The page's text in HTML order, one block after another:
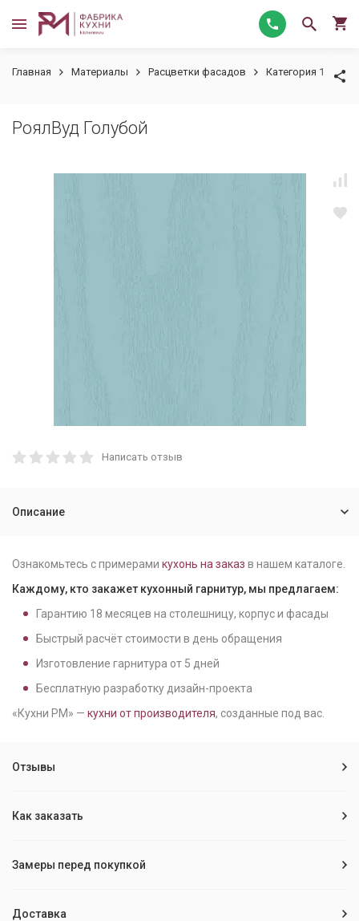
Главная Материалы Расцветки фасадов Категория 1
РоялВуд Голубой
Написать отзыв
Описание
Ознакомьтесь с примерами кухонь на заказ в нашем каталоге.
Каждому, кто закажет кухонный гарнитур, мы предлагаем:
Гарантию 18 месяцев на столешницу, корпус и фасады
Быстрый расчёт стоимости в день обращения
Изготовление гарнитура от 5 дней
Бесплатную разработку дизайн-проекта
«Кухни РМ» — кухни от производителя, созданные под вас.
Отзывы
Как заказать
Замеры перед покупкой
Доставка